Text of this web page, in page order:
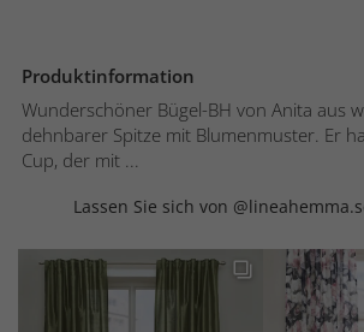
Produktinformation
Wunderschöner Bügel-BH von Anita aus
dehnbarer Spitze mit Blumenmuster. Er
Cup, der mit ...
Lassen Sie sich von